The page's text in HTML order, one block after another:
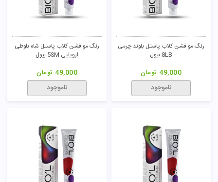
رنگ مو فشن کلاب پاستل بلوند چرمی
8LB بیول
49,000 تومان
ناموجود
رنگ مو فشن کلاب پاستل شاه بلوطی
اروپایی 5SM بیول
49,000 تومان
ناموجود